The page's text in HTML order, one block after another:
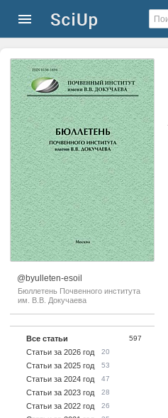
@byulleten-esoil
Бюллетень Почвенного института
им. В.В. Докучаева
Все статьи 597
Статьи за 2026 год 20
Статьи за 2025 год 53
Статьи за 2024 год 47
Статьи за 2023 год 28
Статьи за 2022 год 26